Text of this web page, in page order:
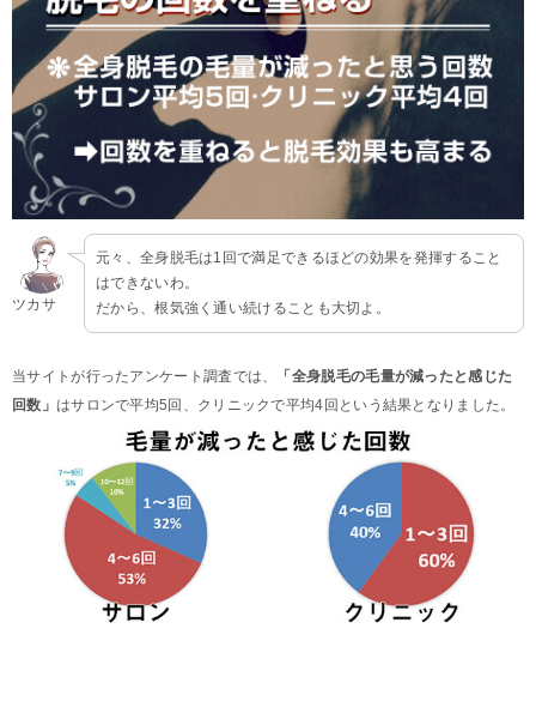
ツカサ
元々、全身脱毛は1回で満足できるほどの効果を発揮すること
はできないわ。
だから、根気強く通い続けることも大切よ。
当サイトが行ったアンケート調査では、
「全身脱毛の毛量が減ったと感じた
回数」 はサロンで平均5回、クリニックで平均4回という結果となりました。